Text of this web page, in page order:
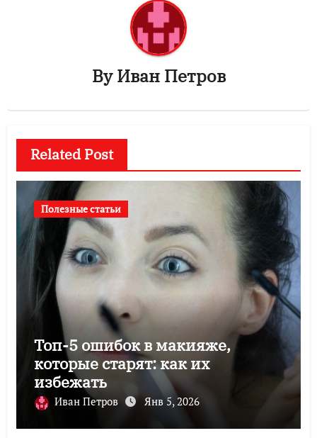
ByИван Петров
Related Post
Полезные статьи
Топ-5 ошибок в макияже,
которые старят: как их
избежать
Иван Петров Янв 5, 2026